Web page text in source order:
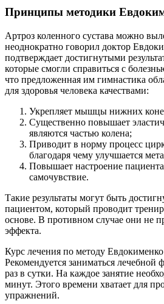
Принципы методики
Артроз коленного сустава можно
неоднократно говорил доктор
подтверждает достигнутыми
которые смогли справиться с
что предложенная им гимнастика
для здоровья человека качествами:
Укрепляет мышцы нижних
Существенно повышает
являются частью колена;
Приводит в норму процесс
благодаря чему улучшается
Повышает настроение
самочувствие.
Такие результаты могут быть
пациентом, который проводит
основе. В противном случае они не
эффекта.
Курс лечения по методу Евдокименко
Рекомендуется заниматься лечебной
раз в сутки. На каждое занятие
минут. Этого времени хватает для
упражнений.